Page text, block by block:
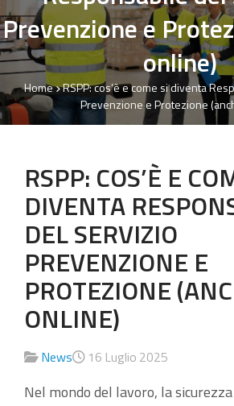
Prevenzione e
online)
Home RSPP: cos’è e come si diventa
Prevenzione e Protezione
RSPP: COS’È E
DIVENTA
DEL SERVIZIO
PREVENZIONE E
PROTEZIONE
ONLINE)
News 16 Luglio 2025
Nel mondo del lavoro, la